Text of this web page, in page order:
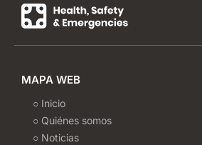
MAPA WEB
○ Inicio
○ Quiénes somos
○ Noticias